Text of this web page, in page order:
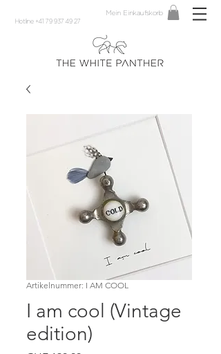
Hotline +41 79 937 49 27
Mein Einkaufskorb
Artikelnummer: I AM COOL
I am cool (Vintage
edition)